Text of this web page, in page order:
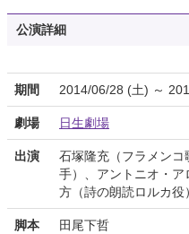
公演詳細
期間 2014/06/28 (土) ～
劇場 日生劇場
出演
石塚隆充（フラメン
手）、アントニオ・
方（詩の朗読ロルカ
脚本 田尾下哲